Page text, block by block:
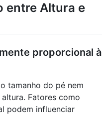
entre Altura e
proporcional à
tamanho do pé nem
Fatores como
podem influenciar